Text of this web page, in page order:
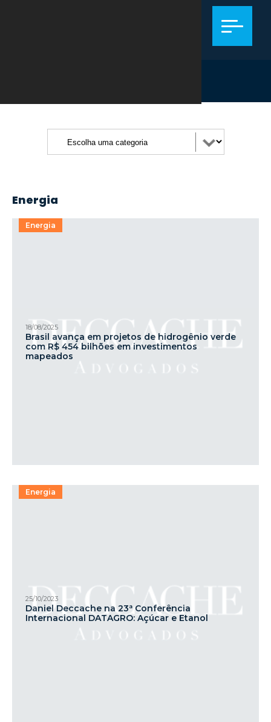
Energia
Energia
18/08/2025
Brasil avança em projetos de hidrogênio verde
com R$ 454 bilhões em investimentos
mapeados
Energia
25/10/2023
Daniel Deccache na 23ª Conferência
Internacional DATAGRO: Açúcar e Etanol